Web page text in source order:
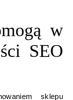
w
SEO
sklepu